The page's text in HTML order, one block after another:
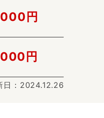
円
円
日：2024.12.26